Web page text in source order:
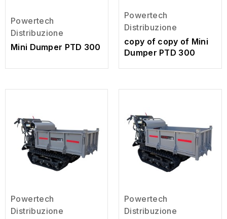
Powertech
Distribuzione
Mini Dumper PTD 300
Powertech
Distribuzione
copy of copy of Mini
Dumper PTD 300
Powertech
Distribuzione
Powertech
Distribuzione